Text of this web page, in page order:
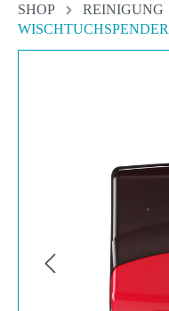
SHOP REINIGUNG
WISCHTUCHSPENDER